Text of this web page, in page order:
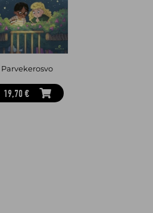
Parvekerosvo
19,70 €